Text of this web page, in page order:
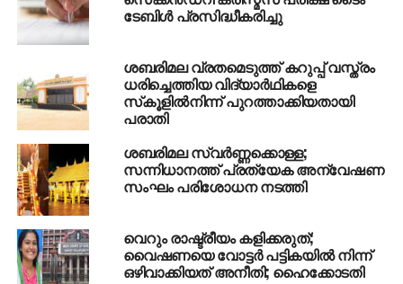
യുഎഇയിൽ ജനുവരി ഒന്നുമുതല്‍
വിവാഹത്തിനുമുമ്പ് ജനിതക പരിശോധന
നിര്‍ബന്ധമാക്കി
DON'T MISS
പെരിയ ഇരട്ടക്കൊല; മുന്‍ എംഎല്‍എ കെ.വി
കുഞ്ഞിരാമന്‍ ഉള്‍പ്പെടെ 14 പ്രതികള്‍ കുറ്റക്കാര്‍
ടേബിള്‍ പ്രസിദ്ധീകരിച്ചു
ശബരിമല വ്രതമെടുത്ത് കറുപ്പ് വസ്ത്രം
ധരിച്ചെത്തിയ വിദ്യാര്‍ഥികളെ
സ്‌കൂളില്‍നിന്ന് പുറത്താക്കിയതായി
പരാതി
ശബരിമല സ്വര്‍ണ്ണക്കൊള്ള;
സന്നിധാനത്ത് പ്രത്യേക അന്വേഷണ
സംഘം പരിശോധന നടത്തി
വെറും രാഷ്ട്രീയം കളിക്കരുത്;
വൈഷണയെ വോട്ടര്‍ പട്ടികയില്‍ നിന്ന്
ഒഴിവാക്കിയത് അനീതി; ഹൈക്കോടതി